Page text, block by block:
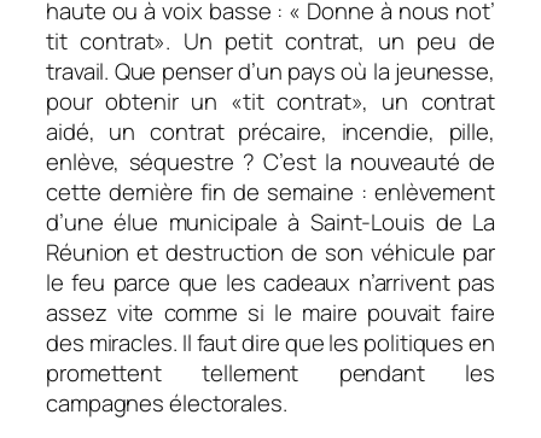
haute ou à voix basse : « Donne à nous not’
tit contrat». Un petit contrat, un peu de
travail. Que penser d’un pays où la jeunesse,
pour obtenir un «tit contrat», un contrat
aidé, un contrat précaire, incendie, pille,
enlève, séquestre ? C’est la nouveauté de
cette dernière fin de semaine : enlèvement
d’une élue municipale à Saint-Louis de La
Réunion et destruction de son véhicule par
le feu parce que les cadeaux n’arrivent pas
assez vite comme si le maire pouvait faire
des miracles. Il faut dire que les politiques en
promettent tellement pendant les
campagnes électorales.